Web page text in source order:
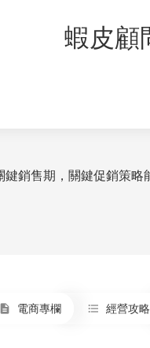
蝦皮顧
鍵銷售期，關鍵促銷策
description 電商專欄 format_list_bulleted 經營攻略